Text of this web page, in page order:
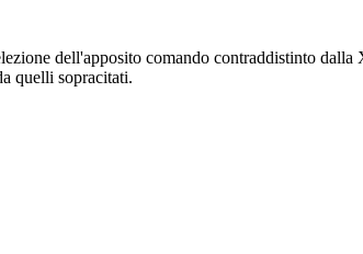
dell'apposito comando contraddistinto
quelli sopracitati.